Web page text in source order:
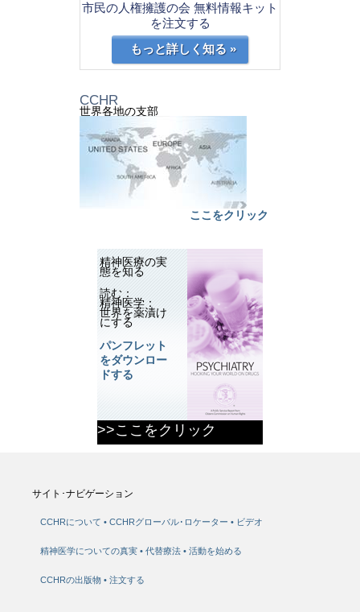
市民の人権擁護の会 無料情報キット
を注文する
もっと詳しく知る »
CCHR
世界各地の支部
ここをクリック
精神医療の実
態を知る
読む：
精神医学：
世界を薬漬け
にする
パンフレット
をダウンロー
ドする
>>ここをクリック
サイト･ナビゲーション
CCHRについて CCHRグローバル･ロケーター ビデオ
精神医学についての真実 代替療法 活動を始める
CCHRの出版物 注文する